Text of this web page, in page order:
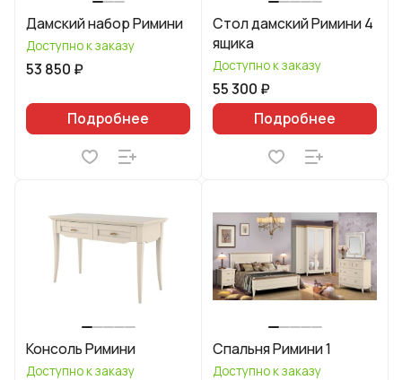
Дамский набор Римини
Доступно к заказу
53 850 ₽
Подробнее
Стол дамский Римини 4
ящика
Доступно к заказу
55 300 ₽
Подробнее
Консоль Римини
Доступно к заказу
Спальня Римини 1
Доступно к заказу